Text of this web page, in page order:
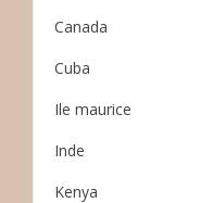
Canada
Cuba
Ile maurice
Inde
Kenya